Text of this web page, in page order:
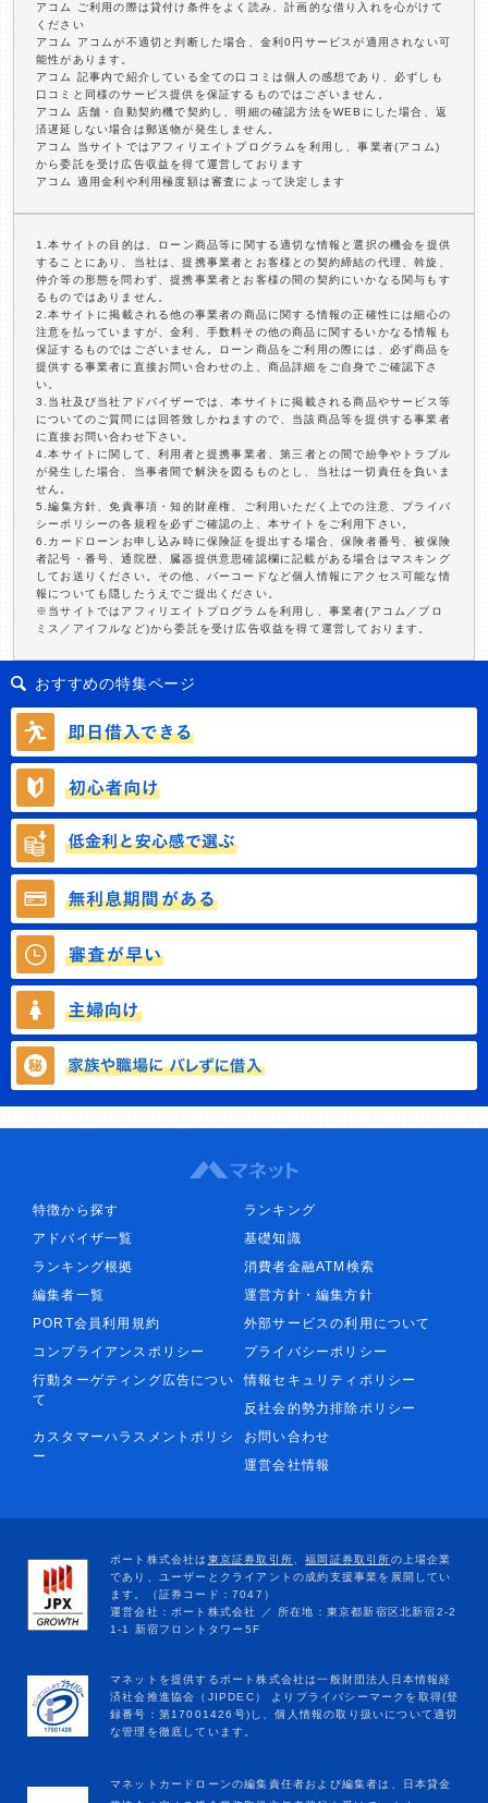
アコム ご利用の際は貸付け条件をよく読み、計画的な借り入れを心がけて
ください
アコム アコムが不適切と判断した場合、金利0円サービスが適用されない可
能性があります。
アコム 記事内で紹介している全ての口コミは個人の感想であり、必ずしも
口コミと同様のサービス提供を保証するものではございません。
アコム 店舗・自動契約機で契約し、明細の確認方法をWEBにした場合、返
済遅延しない場合は郵送物が発生しません。
アコム 当サイトではアフィリエイトプログラムを利用し、事業者(アコム)
から委託を受け広告収益を得て運営しております
アコム 適用金利や利用極度額は審査によって決定します
1.本サイトの目的は、ローン商品等に関する適切な情報と選択の機会を提供
することにあり、当社は、提携事業者とお客様との契約締結の代理、斡旋、
仲介等の形態を問わず、提携事業者とお客様の間の契約にいかなる関与もす
るものではありません。
2.本サイトに掲載される他の事業者の商品に関する情報の正確性には細心の
注意を払っていますが、金利、手数料その他の商品に関するいかなる情報も
保証するものではございません。ローン商品をご利用の際には、必ず商品を
提供する事業者に直接お問い合わせの上、商品詳細をご自身でご確認下さ
い。
3.当社及び当社アドバイザーでは、本サイトに掲載される商品やサービス等
についてのご質問には回答致しかねますので、当該商品等を提供する事業者
に直接お問い合わせ下さい。
4.本サイトに関して、利用者と提携事業者、第三者との間で紛争やトラブル
が発生した場合、当事者間で解決を図るものとし、当社は一切責任を負いま
せん。
5.編集方針、免責事項・知的財産権、ご利用いただく上での注意、プライバ
シーポリシーの各規程を必ずご確認の上、本サイトをご利用下さい。
6.カードローンお申し込み時に保険証を提出する場合、保険者番号、被保険
者記号・番号、通院歴、臓器提供意思確認欄に記載がある場合はマスキング
してお送りください。その他、バーコードなど個人情報にアクセス可能な情
報についても隠したうえでご提出ください。
※当サイトではアフィリエイトプログラムを利用し、事業者(アコム／プロ
ミス／アイフルなど)から委託を受け広告収益を得て運営しております。
おすすめの特集ページ
特徴から探す
ランキング
アドバイザ一覧
基礎知識
ランキング根拠
消費者金融ATM検索
編集者一覧
運営方針・編集方針
PORT会員利用規約
外部サービスの利用について
コンプライアンスポリシー
プライバシーポリシー
行動ターゲティング広告につい
て
情報セキュリティポリシー
反社会的勢力排除ポリシー
カスタマーハラスメントポリシ
ー
お問い合わせ
運営会社情報
マネットカードローンの編集責任者および編集者は、日本貸金